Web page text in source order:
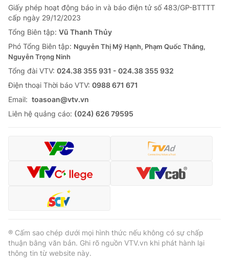
Giấy phép hoạt động báo in và báo điện tử số 483/GP-BTTTT
cấp ngày 29/12/2023
Tổng Biên tập: Vũ Thanh Thủy
Phó Tổng Biên tập: Nguyễn Thị Mỹ Hạnh, Phạm Quốc Thắng,
Nguyễn Trọng Ninh
Tổng đài VTV: 024.38 355 931 - 024.38 355 932
Ðiện thoại Thời báo VTV: 0988 671 671
Email: toasoan@vtv.vn
Liên hệ quảng cáo: (024) 626 79595
® Cấm sao chép dưới mọi hình thức nếu không có sự chấp
thuận bằng văn bản. Ghi rõ nguồn VTV.vn khi phát hành lại
thông tin từ website này.